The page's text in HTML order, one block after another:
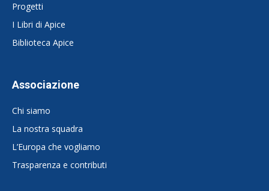
Progetti
I Libri di Apice
Biblioteca Apice
Associazione
Chi siamo
La nostra squadra
L’Europa che vogliamo
Trasparenza e contributi